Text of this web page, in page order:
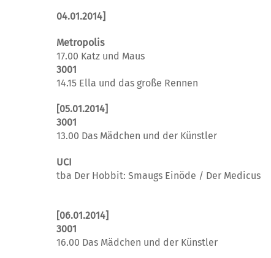
04.01.2014]
Metropolis
17.00 Katz und Maus
3001
14.15 Ella und das große Rennen
[05.01.2014]
3001
13.00 Das Mädchen und der Künstler
UCI
tba Der Hobbit: Smaugs Einöde / Der Medicus
[06.01.2014]
3001
16.00 Das Mädchen und der Künstler